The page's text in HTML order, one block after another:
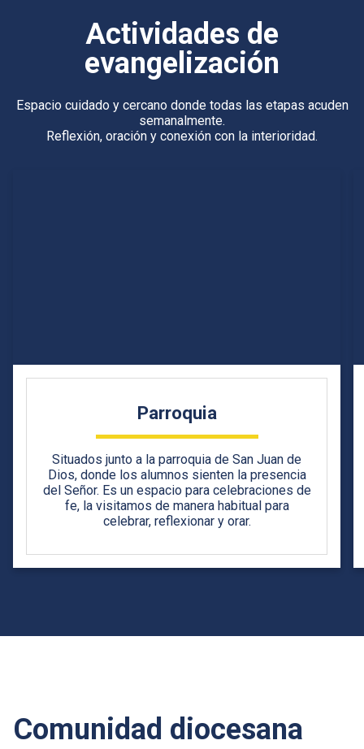
Actividades de
evangelización
Espacio cuidado y cercano donde todas las etapas acuden
semanalmente.
Reflexión, oración y conexión con la interioridad.
Parroquia
Situados junto a la parroquia de San Juan de
Dios, donde los alumnos sienten la presencia
del Señor. Es un espacio para celebraciones de
fe, la visitamos de manera habitual para
celebrar, reflexionar y orar.
Comunidad diocesana